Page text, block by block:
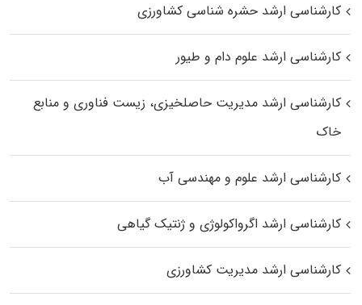
کارشناسی ارشد حشره‌ شناسی کشاورزی
کارشناسی ارشد علوم دام و طیور
کارشناسی ارشد مدیریت حاصلخیزی، زیست فناوری و منابع
خاک
کارشناسی ارشد علوم و مهندسی آب
کارشناسی ارشد اگرواکولوژی و ژنتیک گیاهی
کارشناسی ارشد مدیریت کشاورزی